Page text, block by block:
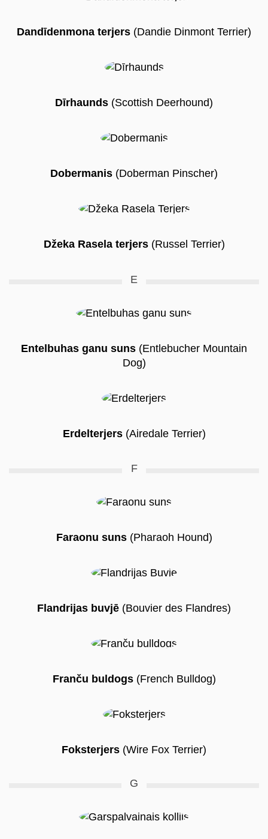
Dandīdenmona terjers (Dandie Dinmont Terrier)
Dīrhaunds (Scottish Deerhound)
Dobermanis (Doberman Pinscher)
Džeka Rasela terjers(Russel Terrier)
E
Entelbuhas ganu suns (Entlebucher Mountain
Dog)
Erdelterjers(Airedale Terrier)
F
Faraonu suns(Pharaoh Hound)
Flandrijas buvjē (Bouvier des Flandres)
Franču buldogs(French Bulldog)
Foksterjers (Wire Fox Terrier)
G